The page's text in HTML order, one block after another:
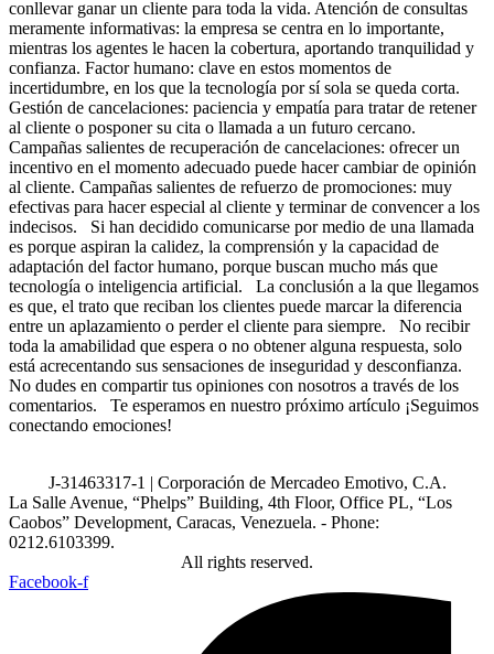
conllevar ganar un cliente para toda la vida. Atención de consultas
meramente informativas: la empresa se centra en lo importante,
mientras los agentes le hacen la cobertura, aportando tranquilidad y
confianza. Factor humano: clave en estos momentos de
incertidumbre, en los que la tecnología por sí sola se queda corta.
Gestión de cancelaciones: paciencia y empatía para tratar de retener
al cliente o posponer su cita o llamada a un futuro cercano.
Campañas salientes de recuperación de cancelaciones: ofrecer un
incentivo en el momento adecuado puede hacer cambiar de opinión
al cliente. Campañas salientes de refuerzo de promociones: muy
efectivas para hacer especial al cliente y terminar de convencer a los
indecisos. Si han decidido comunicarse por medio de una llamada
es porque aspiran la calidez, la comprensión y la capacidad de
adaptación del factor humano, porque buscan mucho más que
tecnología o inteligencia artificial. La conclusión a la que llegamos
es que, el trato que reciban los clientes puede marcar la diferencia
entre un aplazamiento o perder el cliente para siempre. No recibir
toda la amabilidad que espera o no obtener alguna respuesta, solo
está acrecentando sus sensaciones de inseguridad y desconfianza.
No dudes en compartir tus opiniones con nosotros a través de los
comentarios. Te esperamos en nuestro próximo artículo ¡Seguimos
conectando emociones!
J-31463317-1 | Corporación de Mercadeo Emotivo, C.A.
La Salle Avenue, “Phelps” Building, 4th Floor, Office PL, “Los
Caobos” Development, Caracas, Venezuela. - Phone:
0212.6103399.
All rights reserved.
Facebook-f